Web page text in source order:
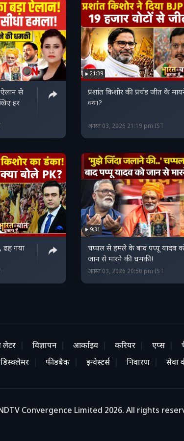
ऐलान से
हर
21:39
प्रशांत किशोर की प्रचंड जीत के
क्या?
अगस्त 03, 2026 21:19 pm IST
ढह गया
9:31
चप्पल से हमले के बाद पप्पू यादव
जान से मारने की धमकी!
अगस्त 03, 2026 20:50 pm IST
लेटर विज्ञापन आर्काइव करियर एप्स
डिस्क्लेमर फीडबैक इन्वेस्टर्स निवारण सेवा
Convergence Limited 2026. All rights